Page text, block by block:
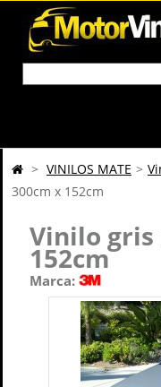
> VINILOS MATE >
300cm x 152cm
Vinilo gris
152cm
Marca: